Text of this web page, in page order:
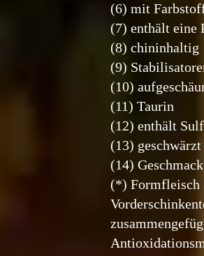
(6) mit
(7) enthält eine
(8) chininhaltig
(9)
(10)
(11) Taurin
(12) enthält
(13) geschwärzt
(14)
(*) Formfleisch